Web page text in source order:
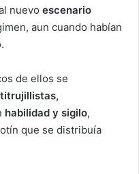
nuevo escenario
aun cuando habían
de ellos se
habilidad y sigilo,
que se distribuía